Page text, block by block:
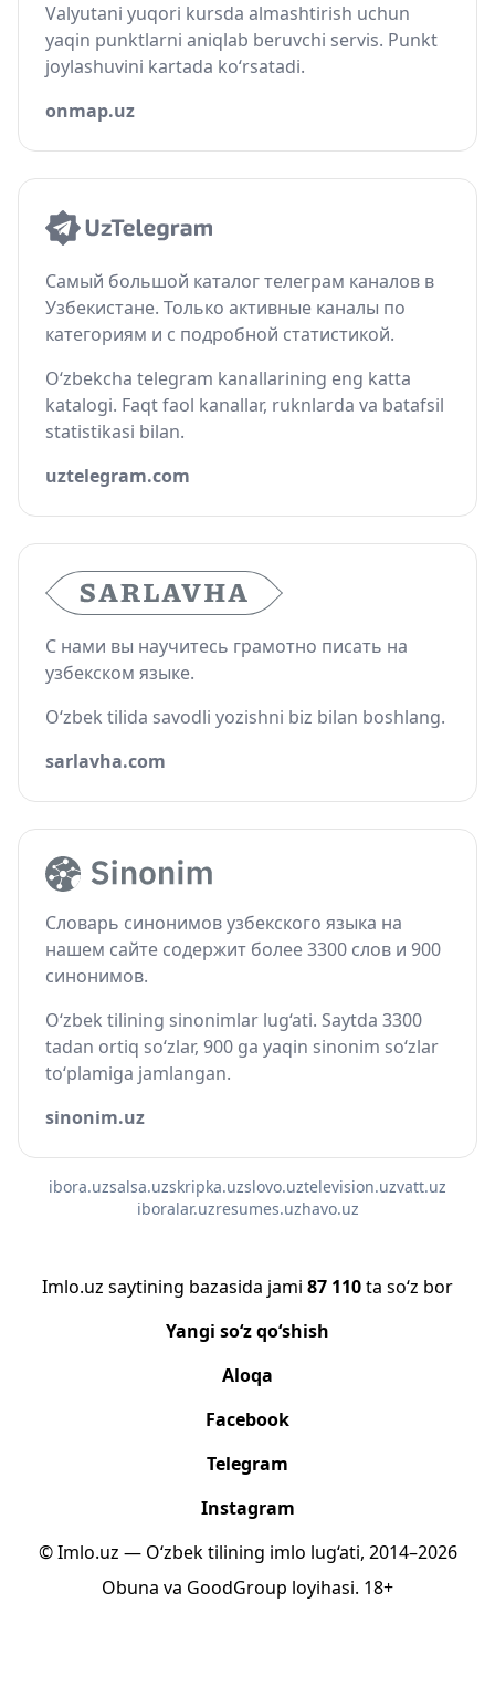
Valyutani yuqori kursda almashtirish uchun
yaqin punktlarni aniqlab beruvchi servis. Punkt
joylashuvini kartada ko‘rsatadi.
onmap.uz
Самый большой каталог телеграм каналов в
Узбекистане. Только активные каналы по
категориям и с подробной статистикой.
O‘zbekcha telegram kanallarining eng katta
katalogi. Faqt faol kanallar, ruknlarda va batafsil
statistikasi bilan.
uztelegram.com
С нами вы научитесь грамотно писать на
узбекском языке.
O‘zbek tilida savodli yozishni biz bilan boshlang.
sarlavha.com
Словарь синонимов узбекского языка на
нашем сайте содержит более 3300 слов и 900
синонимов.
O‘zbek tilining sinonimlar lug‘ati. Saytda 3300
tadan ortiq so‘zlar, 900 ga yaqin sinonim so‘zlar
to‘plamiga jamlangan.
sinonim.uz
ibora.uzsalsa.uzskripka.uzslovo.uztelevision.uzvatt.uz
iboralar.uzresumes.uzhavo.uz
Imlo.uz saytining bazasida jami 87 110ta so‘z bor
Yangi so‘z qo‘shish
Aloqa
Facebook
Telegram
Instagram
© Imlo.uz — O‘zbek tilining imlo lug‘ati, 2014–2026
Obuna va GoodGroup loyihasi. 18+